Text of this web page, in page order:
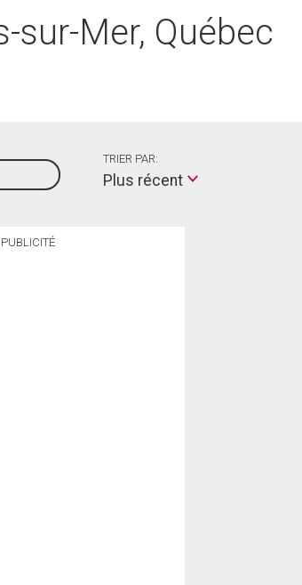
sur-Mer, Québec
TRIER PAR:
Plus récent
PUBLICITÉ